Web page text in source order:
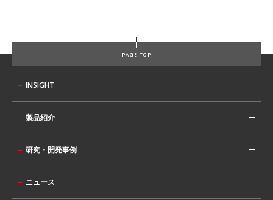
PAGE TOP
INSIGHT
製品紹介
研究・開発事例
ニュース